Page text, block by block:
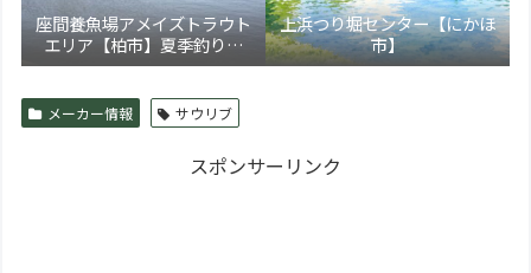
座間養魚場アメイズトラウト
エリア【柏市】夏季釣り場
5/17より新装オープン！トラ
上浜つり堀センター【にかほ
市】
メーカー情報 サウリブ
スポンサーリンク